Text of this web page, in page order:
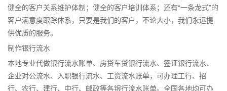
健全的客户关系维护体制；健全的客户培训体系；还有“一条龙式”的
客户满意度跟踪体系，只要是我们的客户，不论大小，我们永远提
供优质的服务。
制作银行流水
本地专业代做银行流水账单、房贷车贷银行流水、签证银行流水、
企业对公流水、入职银行流水、工资流水账单，可办理工行、招
行、农行、建行、中行、邮政等各银行流水账单。全国各地均可办